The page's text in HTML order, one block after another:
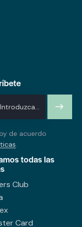
SUSCRI
de acuerdo
.
todas las
Club
Card